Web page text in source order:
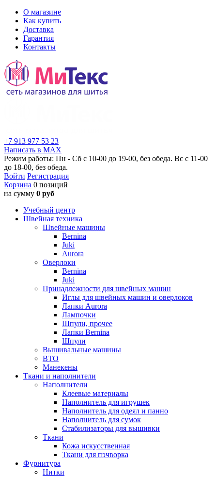
О магазине
Как купить
Доставка
Гарантия
Контакты
+7 913 977 53 23
Написать в MAX
Режим работы: Пн - Сб с 10-00 до 19-00, без обеда. Вс с 11-00
до 18-00, без обеда.
Войти Регистрация
Корзина 0 позиций
на сумму 0 руб
Учебный центр
Швейная техника
Швейные машины
Bernina
Juki
Aurora
Оверлоки
Bernina
Juki
Принадлежности для швейных машин
Иглы для швейных машин и оверлоков
Лапки Aurora
Лампочки
Шпули, прочее
Лапки Bernina
Шпули
Вышивальные машины
ВТО
Манекены
Ткани и наполнители
Наполнители
Клеевые материалы
Наполнитель для игрушек
Наполнитель для одеял и панно
Наполнитель для сумок
Стабилизаторы для вышивки
Ткани
Кожа искусственная
Ткани для пэчворка
Фурнитура
Нитки